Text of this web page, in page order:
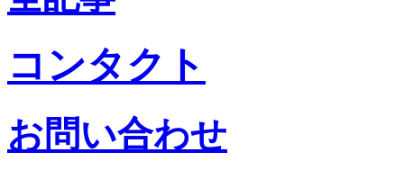
コンタクト
お問い合わせ